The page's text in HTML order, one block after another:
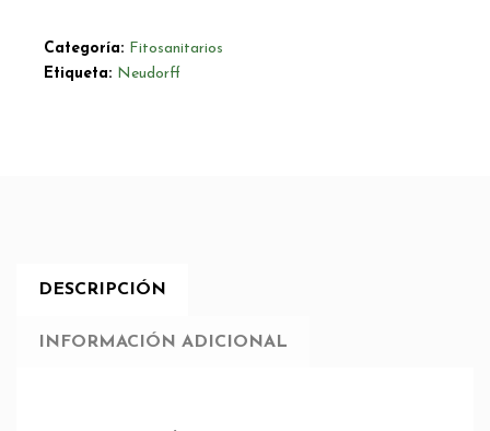
Categoría: Fitosanitarios
Etiqueta: Neudorff
DESCRIPCIÓN
INFORMACIÓN ADICIONAL